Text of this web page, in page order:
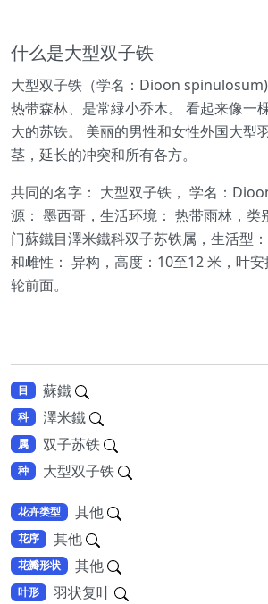
什么是大型双子铁
大型双子铁（学名：Dioon
热带森林、是常緑小乔木。 看起来像一
大的苏铁。 美丽的男性和女性外国大型
茎，延长的冲突和所有各方。
共同的名字： 大型双子铁， 学名：
源： 墨西哥，生活环境： 热带雨林，类
门蘇鐵目澤米鐵科双子苏铁属，生活型
和雌性： 异构，高度：10至12 米，叶
轮前面。
目 蘇鐵
科 澤米鐵
属 双子苏铁
种 大型双子铁
花卉类型 其他
花序 其他
花瓣形状 其他
叶形 羽状复叶